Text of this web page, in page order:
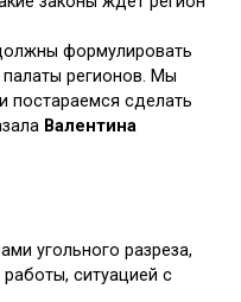
формулировать
регионов. Мы
постараемся сделать
Валентина
угольного разреза,
ситуацией с